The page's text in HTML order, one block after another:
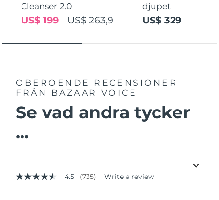
Cleanser 2.0
US$ 263,9
US$ 199
djupet
US$ 329
OBEROENDE RECENSIONER
FRÅN BAZAAR VOICE
Se vad andra tycker
...
4.5
4.5 (735) Write a review